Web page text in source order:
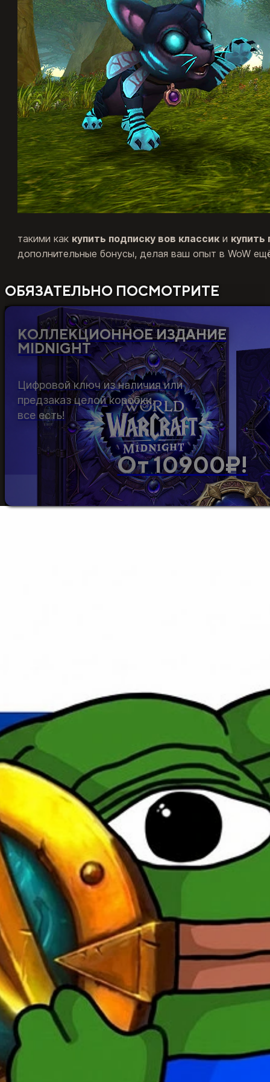
такими как купить подписку вов классик и купить
дополнительные бонусы, делая ваш опыт в WoW
ОБЯЗАТЕЛЬНО ПОСМОТРИТЕ
КОЛЛЕКЦИОННОЕ ИЗДАНИЕ
MIDNIGHT
От 10900₽!
Цифровой ключ из наличия или
предзаказ целой коробки,
все есть!